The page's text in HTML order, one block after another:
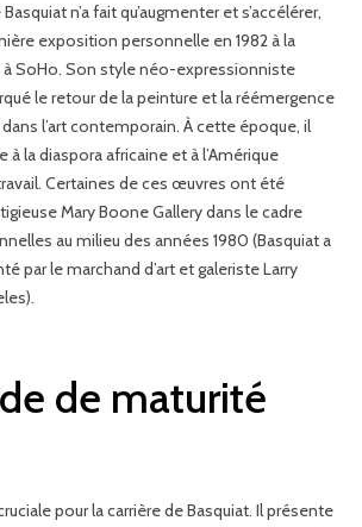
n’a fait qu’augmenter et s’accélérer,
exposition personnelle en 1982 à la
à SoHo. Son style néo-expressionniste
le retour de la peinture et la réémergence
l’art contemporain. À cette époque, il
la diaspora africaine et à l’Amérique
Certaines de ces œuvres ont été
Mary Boone Gallery dans le cadre
au milieu des années 1980 (Basquiat a
par le marchand d’art et galeriste Larry
de maturité
pour la carrière de Basquiat. Il présente